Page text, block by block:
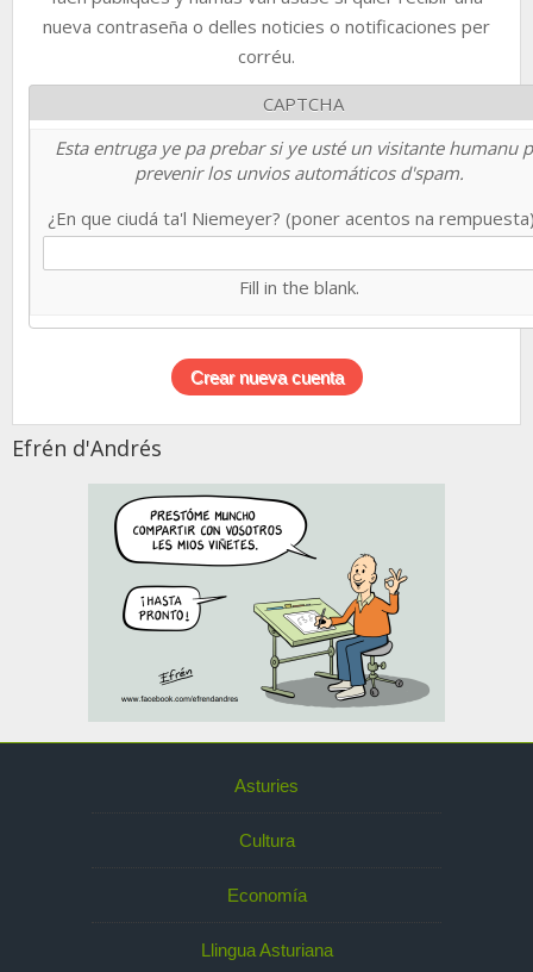
nueva contraseña o delles noticies o notificaciones per
corréu.
CAPTCHA
Esta entruga ye pa prebar si ye usté un visitante humanu
prevenir los unvios automáticos d'spam.
¿En que ciudá ta'l Niemeyer? (poner acentos na
Fill in the blank.
Efrén d'Andrés
Asturies
Cultura
Economía
Llingua Asturiana